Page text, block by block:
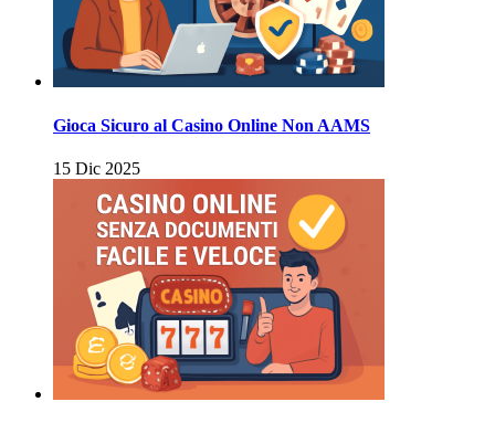
Gioca Sicuro al Casino Online Non AAMS
15 Dic 2025